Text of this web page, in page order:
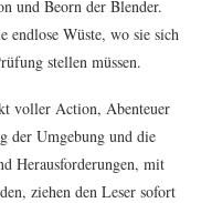
und Beorn der Blender.
Wüste, wo sie sich
stellen müssen.
voller Action, Abenteuer
der Umgebung und die
Herausforderungen, mit
ziehen den Leser sofort